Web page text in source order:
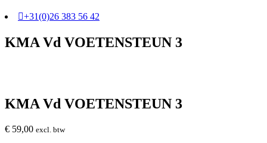
+31(0)26 383 56 42
KMA Vd VOETENSTEUN 3
KMA Vd VOETENSTEUN 3
€ 59,00 excl. btw